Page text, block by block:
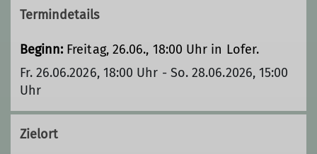
Termindetails
Beginn: Freitag, 26.06., 18:00 Uhr in Lofer.
Fr. 26.06.2026, 18:00 Uhr - So. 28.06.2026, 15:00
Uhr
Zielort